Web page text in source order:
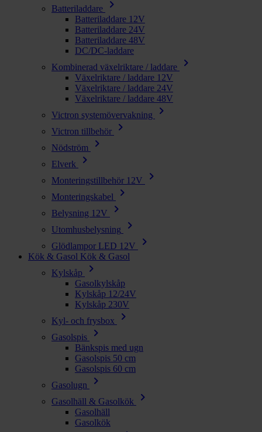
Batteriladdare
chevron_right
Batteriladdare 12V
Batteriladdare 24V
Batteriladdare 48V
DC/DC-laddare
Kombinerad växelriktare / laddare
chevron_right
Växelriktare / laddare 12V
Växelriktare / laddare 24V
Växelriktare / laddare 48V
Victron systemövervakning
chevron_right
Victron tillbehör chevron_right
Nödström chevron_right
Elverk chevron_right
Monteringstillbehör 12V chevron_right
Monteringskabel chevron_right
Belysning 12V chevron_right
Utomhusbelysning chevron_right
Glödlampor LED 12V chevron_right
Kök & Gasol Kök & Gasol
Kylskåp
chevron_right
Gasolkylskåp
Kylskåp 12/24V
Kylskåp 230V
Kyl- och frysbox
chevron_right
Gasolspis chevron_right
Bänkspis med ugn
Gasolspis 50 cm
Gasolspis 60 cm
Gasolugn
chevron_right
Gasolhäll & Gasolkök chevron_right
Gasolhäll
Gasolkök